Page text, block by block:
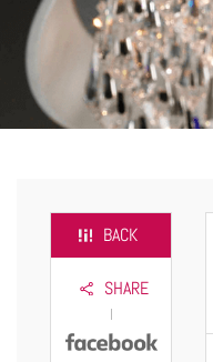
BACK
SHARE